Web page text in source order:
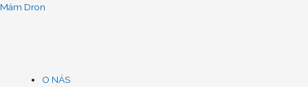
Preskočiť
Mám Dron
Menu
O NÁS